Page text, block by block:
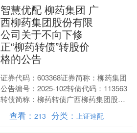
智慧优配 柳药集团 广
西柳药集团股份有限
公司关于不向下修
正“柳药转债”转股价
格的公告
证券代码：603368证券简称：柳药集团
公告编号：2025-102转债代码：113563
转债简称：柳药转债广西柳药集团股份
有限公司关于不向下修正“柳药转债”转
股....
查看：213 分类：上证速配